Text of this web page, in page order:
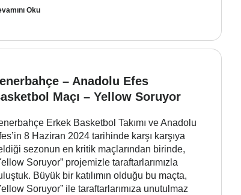
Oku
– Anadolu Efes
Maçı – Yellow Soruyor
Erkek Basketbol Takımı ve Anadolu
8 Haziran 2024 tarihinde karşı karşıya
sezonun en kritik maçlarından birinde,
Soruyor” projemizle taraftarlarımızla
Büyük bir katılımın olduğu bu maçta,
Soruyor” ile taraftarlarımıza unutulmaz